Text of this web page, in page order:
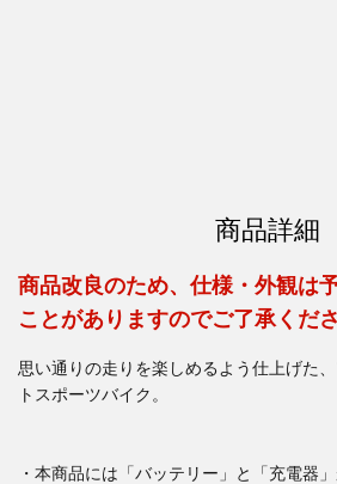
商品詳細
商品改良のため、仕様・外観は
ことがありますのでご了承くださ
思い通りの走りを楽しめるよう仕上げた
トスポーツバイク。
・本商品には「バッテリー」と「充電器